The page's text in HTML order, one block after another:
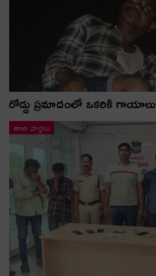
రోడ్డు ప్రమాదంలో ఒకరికి గాయాలు
తాజా వార్తలు